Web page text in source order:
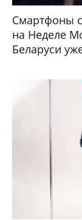
Смартфоны
на Неделе
Беларуси